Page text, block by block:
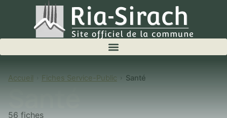
Accueil Fiches Service-Public Santé
Santé
56 fiches